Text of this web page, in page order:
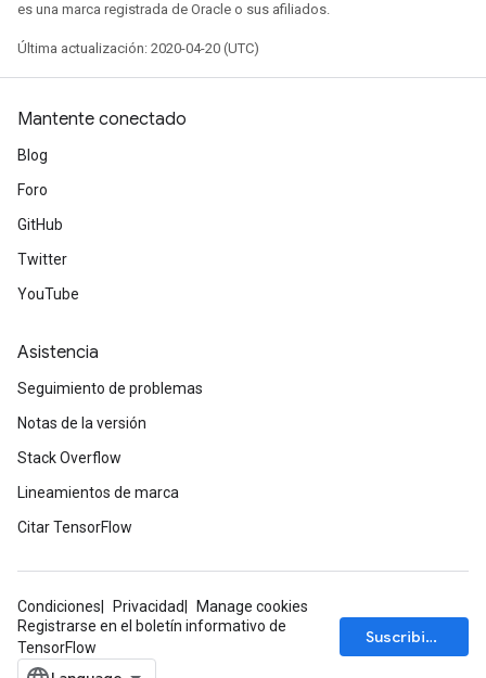
es una marca registrada de Oracle o sus afiliados.
Última actualización: 2020-04-20 (UTC)
Mantente conectado
Blog
Foro
GitHub
Twitter
YouTube
Asistencia
Seguimiento de problemas
Notas de la versión
Stack Overflow
Lineamientos de marca
Citar TensorFlow
Condiciones Privacidad
Manage cookies
Registrarse en el boletín informativo de
TensorFlow
Suscribirse